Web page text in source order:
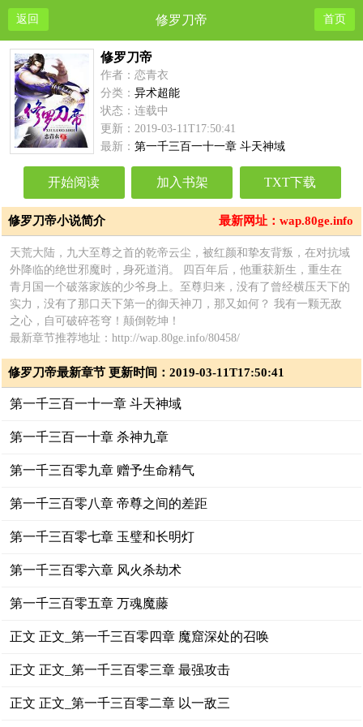
返回 修罗刀帝 首页
修罗刀帝
作者：恋青衣
分类：异术超能
状态：连载中
更新：2019-03-11T17:50:41
最新：第一千三百一十一章 斗天神域
开始阅读 加入书架 TXT下载
最新网址：wap.80ge.info
修罗刀帝小说简介
天荒大陆，九大至尊之首的乾帝云尘，被红颜和挚友背叛，在对抗域
外降临的绝世邪魔时，身死道消。 四百年后，他重获新生，重生在
青月国一个破落家族的少爷身上。至尊归来，没有了曾经横压天下的
实力，没有了那口天下第一的御天神刀，那又如何？ 我有一颗无敌
之心，自可破碎苍穹！颠倒乾坤！
最新章节推荐地址：http://wap.80ge.info/80458/
修罗刀帝最新章节 更新时间：2019-03-11T17:50:41
第一千三百一十一章 斗天神域
第一千三百一十章 杀神九章
第一千三百零九章 赠予生命精气
第一千三百零八章 帝尊之间的差距
第一千三百零七章 玉璧和长明灯
第一千三百零六章 风火杀劫术
第一千三百零五章 万魂魔藤
正文 正文_第一千三百零四章 魔窟深处的召唤
正文 正文_第一千三百零三章 最强攻击
正文 正文_第一千三百零二章 以一敌三